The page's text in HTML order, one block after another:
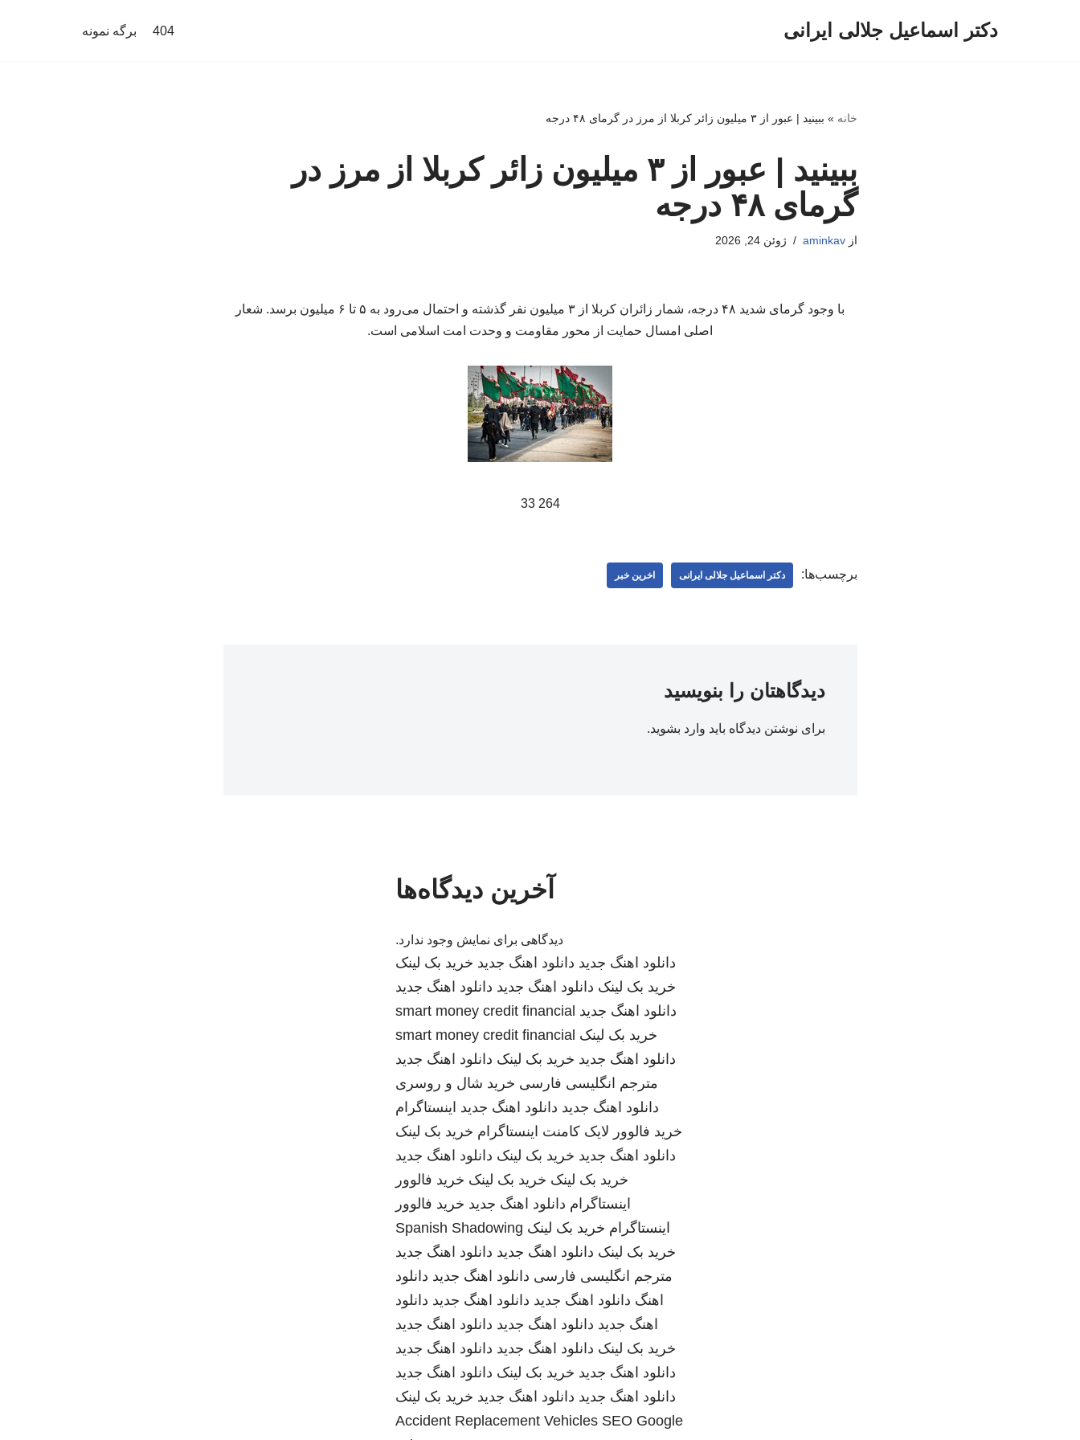
دکتر اسماعیل جلالی ایرانی 404 برگه نمونه
خانه » ببینید | عبور از ۳ میلیون زائر کربلا از مرز در گرمای ۴۸ درجه
ببینید | عبور از ۳ میلیون زائر کربلا از مرز در
گرمای ۴۸ درجه
ازaminkav ژوئن 24, 2026
با وجود گرمای شدید ۴۸ درجه، شمار زائران کربلا از ۳ میلیون نفر گذشته و احتمال می‌رود به ۵ تا ۶ میلیون برسد. شعار
اصلی امسال حمایت از محور مقاومت و وحدت امت اسلامی است.
264 33
برچسب‌ها: دکتر اسماعیل جلالی ایرانی اخرین خبر
دیدگاهتان را بنویسید
برای نوشتن دیدگاه باید وارد بشوید.
آخرین دیدگاه‌ها
دیدگاهی برای نمایش وجود ندارد.
دانلود اهنگ جدید دانلود اهنگ جدید خرید بک لینک
خرید بک لینک دانلود اهنگ جدید دانلود اهنگ جدید
دانلود اهنگ جدید smart money credit financial
خرید بک لینک smart money credit financial
دانلود اهنگ جدید خرید بک لینک دانلود اهنگ جدید
مترجم انگلیسی فارسی خرید شال و روسری
دانلود اهنگ جدید دانلود اهنگ جدید اینستاگرام
خرید فالوور لایک کامنت اینستاگرام خرید بک لینک
دانلود اهنگ جدید خرید بک لینک دانلود اهنگ جدید
خرید بک لینک خرید بک لینک خرید فالوور
اینستاگرام دانلود اهنگ جدید خرید فالوور
اینستاگرام خرید بک لینک Spanish Shadowing
خرید بک لینک دانلود اهنگ جدید دانلود اهنگ جدید
مترجم انگلیسی فارسی دانلود اهنگ جدید دانلود
اهنگ دانلود اهنگ جدید دانلود اهنگ جدید دانلود
اهنگ جدید دانلود اهنگ جدید دانلود اهنگ جدید
خرید بک لینک دانلود اهنگ جدید دانلود اهنگ جدید
دانلود اهنگ جدید خرید بک لینک دانلود اهنگ جدید
دانلود اهنگ جدید دانلود اهنگ جدید خرید بک لینک
Accident Replacement Vehicles SEO Google